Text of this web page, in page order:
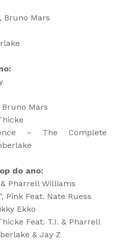
Bruno Mars
Bruno Mars
– The Complete
do ano:
Pharrell Williams
Pink Feat. Nate Ruess
Ekko
Feat. T.I. & Pharrell
& Jay Z